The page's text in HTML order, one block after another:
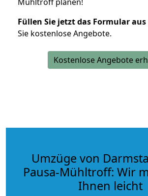
Füllen Sie jetzt das Formular aus
Sie kostenlose Angebote.
Kostenlose Angebote
Umzüge von
Pausa-Mühltroff: Wir
Ihnen leicht